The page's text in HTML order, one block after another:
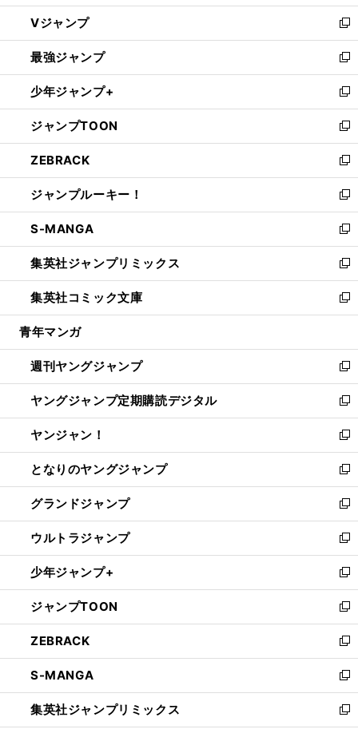
ウ
ィ
ン
ド
ウ
で
開
く
し
い
ウ
ィ
ン
ド
ウ
で
開
く
Vジャンプ
新
し
い
ウ
ィ
ン
ド
ウ
で
開
く
最強ジャンプ
新
し
い
ウ
ィ
ン
ド
ウ
で
開
く
少年ジャンプ+
新
し
い
ウ
ィ
ン
ド
ウ
で
開
く
ジャンプTOON
新
し
い
ウ
ィ
ン
ド
ウ
で
開
く
ZEBRACK
新
し
い
ウ
ィ
ン
ド
ウ
で
開
ジャンプルーキー！
新
し
い
ウ
ィ
ン
ド
ウ
開
く
S-MANGA
新
し
い
ウ
ィ
ン
ウ
で
開
く
集英社ジャンプリミックス
新
し
い
ウ
ン
ド
ウ
で
開
く
集英社コミック文庫
新
し
ウ
ィ
ン
ド
ウ
で
開
く
青年マンガ
週刊ヤングジャンプ
新
し
い
ウ
ィ
ン
ド
ウ
で
開
く
ヤングジャンプ定期購読デジタル
新
し
い
ウ
ィ
ン
ド
ウ
で
開
く
ヤンジャン！
新
し
い
ウ
ィ
ン
ド
ウ
で
開
く
となりのヤングジャンプ
新
し
い
ウ
ィ
ン
ド
ウ
で
開
く
グランドジャンプ
新
し
い
ウ
ィ
ン
ド
ウ
で
開
く
ウルトラジャンプ
新
し
い
ウ
ィ
ン
ド
ウ
で
開
く
少年ジャンプ+
新
し
い
ウ
ィ
ン
ド
ウ
で
開
ジャンプTOON
新
し
い
ウ
ィ
ン
ド
ウ
ZEBRACK
新
し
い
ウ
ィ
ン
S-MANGA
新
し
い
ウ
集英社ジャンプリミックス
新
し